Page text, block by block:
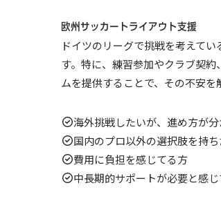
欧州サッカートライアウト支援
ドイツのリーグで挑戦を考えて
す。特に、練習参加やクラブ契
ムを提供することで、その不安
海外挑戦したいが、進め方が
国内のプロ以外の選択肢を持
費用に負担を感じてる方
中長期的サポートが必要と感じ